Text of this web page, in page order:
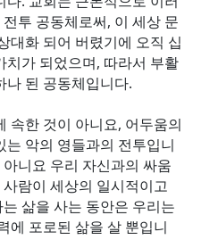
투 공동체로써, 이 세상 문
대화 되어 버렸기에 오직 십
치가 되었으며, 따라서 부활
나 된 공동체입니다.
속한 것이 아니요, 어두움의
악의 영들과의 전투입니
니요 우리 자신과의 싸움
람이 세상의 일시적이고
삶을 사는 동안은 우리는
에 포로된 삶을 살 뿐입니